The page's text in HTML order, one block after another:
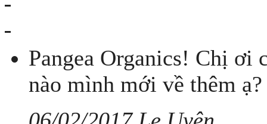
Pangea Organics! Chị ơi
nào mình mới về thêm